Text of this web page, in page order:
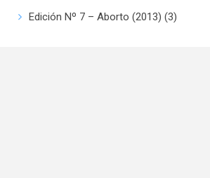
Edición Nº 7 – Aborto (2013) (3)